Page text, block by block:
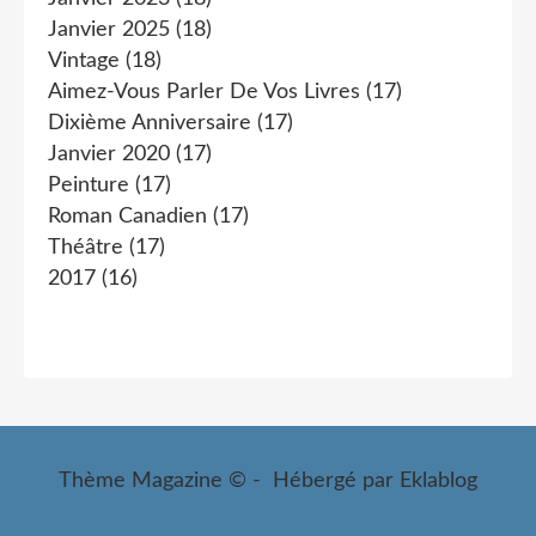
Janvier 2025 (18)
Vintage (18)
Aimez-Vous Parler De Vos Livres (17)
Dixième Anniversaire (17)
Janvier 2020 (17)
Peinture (17)
Roman Canadien (17)
Théâtre (17)
2017 (16)
Thème Magazine © - Hébergé par Eklablog